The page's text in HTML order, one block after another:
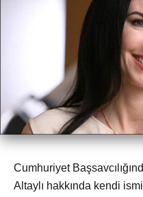
Cumhuriyet
Altaylı hakkında kendi